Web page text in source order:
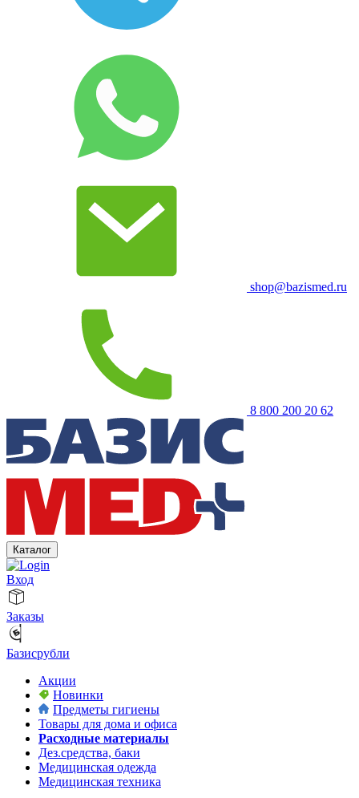
shop@bazismed.ru
8 800 200 20 62
Каталог
Вход
Заказы
Базисрубли
Акции
Новинки
Предметы гигиены
Товары для дома и офиса
Расходные материалы
Дез.средства, баки
Медицинская одежда
Медицинская техника